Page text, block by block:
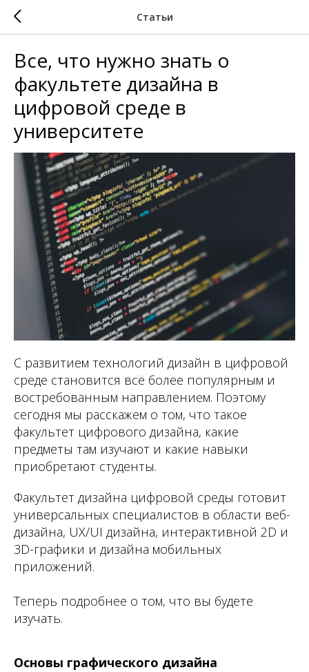
Статьи
Все, что нужно знать о
факультете дизайна в
цифровой среде в
университете
С развитием технологий дизайн в цифровой
среде становится всё более популярным и
востребованным направлением. Поэтому
сегодня мы расскажем о том, что такое
факультет цифрового дизайна, какие
предметы там изучают и какие навыки
приобретают студенты.
Факультет дизайна цифровой среды готовит
универсальных специалистов в области веб-
дизайна, UX/UI дизайна, интерактивной 2D и
3D-графики и дизайна мобильных
приложений.
Теперь подробнее о том, что вы будете
изучать.
Основы графического дизайна